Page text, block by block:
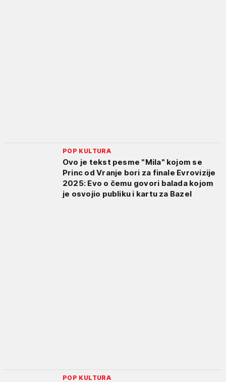
POP KULTURA
Ovo je tekst pesme "Mila" kojom se
Princ od Vranje bori za finale Evrovizije
2025: Evo o čemu govori balada kojom
je osvojio publiku i kartu za Bazel
POP KULTURA